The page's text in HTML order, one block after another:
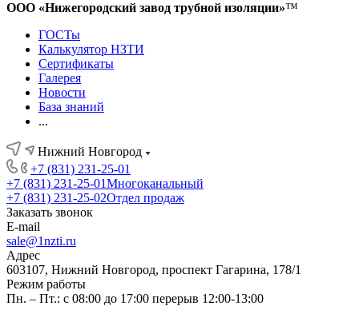
ООО «Нижегородский завод трубной изоляции»™
ГОСТы
Калькулятор НЗТИ
Сертификаты
Галерея
Новости
База знаний
...
Нижний Новгород
+7 (831) 231-25-01
+7 (831) 231-25-01Многоканальный
+7 (831) 231-25-02Отдел продаж
Заказать звонок
E-mail
sale@1nzti.ru
Адрес
603107, Нижний Новгород, проспект Гагарина, 178/1
Режим работы
Пн. – Пт.: с 08:00 до 17:00 перерыв 12:00-13:00